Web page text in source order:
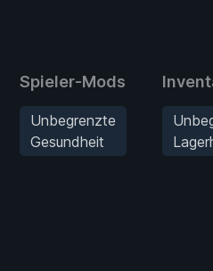
Spieler-Mods
Unbegrenzte
Gesundheit